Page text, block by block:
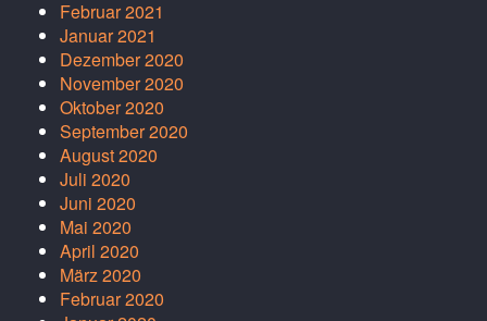
Februar 2021
Januar 2021
Dezember 2020
November 2020
Oktober 2020
September 2020
August 2020
Juli 2020
Juni 2020
Mai 2020
April 2020
März 2020
Februar 2020